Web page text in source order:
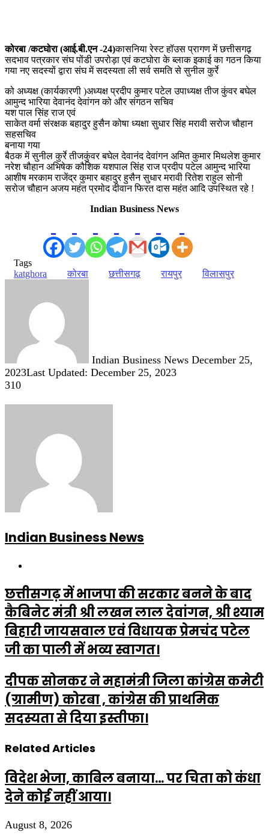
कोरबा /कटघोरा (आई.बी.एन -24)कासनिया रेस्ट हॉउस प्रागण में छत्तीसगढ़
सदभाव पत्रकार संघ पोंडी उपरोड़ा एवं कटघोरा के ब्लाक इकाई का गठन किया
गया नए सदस्यों द्वारा संघ में सदस्यता ली सर्व समति से सुनील कुर्रे
को अध्यक्ष (कार्यकारणी )अध्यक्ष प्रदीप कुमार पटेल उपाध्यक्ष तीज कुंवर बघेल
आमुन्द भारिया देवानंद देवांगन को और संगठन सचिव
यश पाल सिंह राज एवं
साकेत वर्मा संरक्षक बहादुर हुसैन कोषा ध्यक्षा सुधार सिंह मरावी सरोज चौहान
सहसचिव
बनाया गया
बैठक में सुनील कुर्रे तीजकुंवर बघेल देवानंद देवांगन अमित कुमार मिथलेश कुमार
नरेश चौहान अभिषेक कौशिक यशपाल सिंह राज प्रदीप पटेल आमुन्द भारिया
आशीष मरकाम राजेंद्र कुमार बहादुर हुसैन सुधार मरावी रितेश राहुल सोनी
सरोज चौहान अजय महंत प्रमोद दीवान फिरत दास महंत आदि उपस्थित रहे !
Indian Business News
Tags
katghora
कोरबा छत्तीसगढ़ रायपुर विलासपुर
Indian Business News December 25,
2023Last Updated: December 25, 2023
310
Indian Business News
छत्तीसगढ़ में भाजपा की सरकार बनने के बाद
कैबिनेट मंत्री श्री लखन लाल देवांगन, श्री श्याम
बिहारी जायसवाल एवं विधायक प्रेमचंद पटेल
जी का पाली में भव्य स्वागत।
दीपक सोनकर ने महामंत्री जिला कांग्रेस कमेटी
(ग्रामीण) कोरबा , कांग्रेस की प्राथमिक
सदस्यता से दिया इस्तीफा।
Related Articles
विदेश भेजा, काबिल बनाया… पर चिता को कंधा
देने कोई नहीं आया।
August 8, 2026